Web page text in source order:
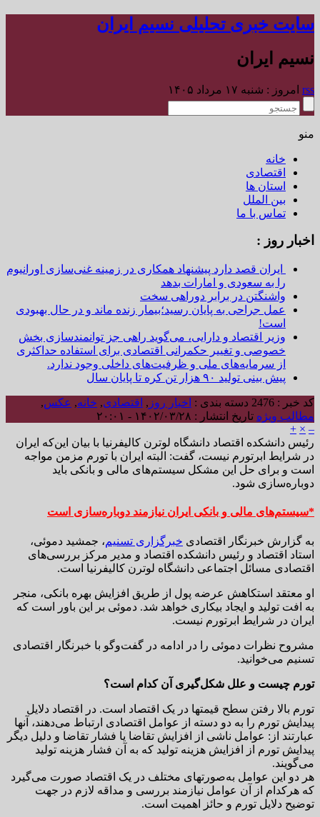
سایت خبری تحلیلی نسیم ایران
نسیم ایران
rss امروز : شنبه ۱۷ مرداد ۱۴۰۵
منو
خانه
اقتصادی
استان ها
بین الملل
تماس با ما
اخبار روز :
ایران قصد دارد پیشنهاد همکاری در زمینه غنی‌سازی اورانیوم
را به سعودی و امارات بدهد
واشنگتن در برابر دوراهی سخت
عمل جراحی به پایان رسید؛بیمار زنده ماند و در حال بهبودی
است!
وزیر اقتصاد و دارایی، می‌گوید راهی جز توانمندسازی بخش
خصوصی و تغییر حکمرانی اقتصادی برای استفاده حداکثری
از سرمایه‌های ملی و ظرفیت‌های داخلی وجود ندارد.
پیش بینی تولید ۹۰ هزار تن کره تا پایان سال
کد خبر : 2476 دسته بندی : اخبار روز , اقتصادی, خانه, عکس,
مطالب ویژه تاریخ انتشار : ۱۴۰۲/۰۳/۲۸ - ۲۰:۰۱
–
×
+
رئیس دانشکده اقتصاد دانشگاه لوترن کالیفرنیا با بیان این‌که ایران
در شرایط ابرتورم نیست، گفت: البته ایران با تورم مزمن مواجه
است و برای حل این مشکل سیستم‌های مالی و بانکی باید
دوباره‌سازی شود.
*سیستم‌های مالی و بانکی ایران نیازمند دوباره‌سازی است
به گزارش خبرنگار اقتصادی خبرگزاری تسنیم، جمشید دموئی،
استاد اقتصاد و رئیس دانشکده اقتصاد و مدیر مرکز بررسی‌های
اقتصادی مسائل اجتماعی دانشگاه لوترن کالیفرنیا است.
او معتقد استکاهش عرضه پول از طریق افزایش بهره بانکی، منجر
به افت تولید و ایجاد بیکاری خواهد شد. دموئی بر این باور است که
ایران در شرایط ابرتورم نیست.
مشروح نظرات دموئی را در ادامه در گفت‌وگو با خبرنگار اقتصادی
تسنیم می‌خوانید.
تورم چیست و علل شکل‌گیری آن کدام است؟
تورم بالا رفتن سطح قیمتها در یک اقتصاد است. در اقتصاد دلایل
پیدایش تورم را به دو دسته از عوامل اقتصادی ارتباط می‌دهند، آنها
عبارتند از: عوامل ناشی از افزایش تقاضا یا فشار تقاضا و دلیل دیگر
پیدایش تورم از افزایش هزینه تولید که به آن فشار هزینه تولید
می‌گویند.
هر دو این عوامل به‌صورتهای مختلف در یک اقتصاد صورت می‌گیرد
که هرکدام از آن عوامل نیازمند بررسی و مداقه لازم در جهت
توضیح دلایل تورم و حائز اهمیت است.